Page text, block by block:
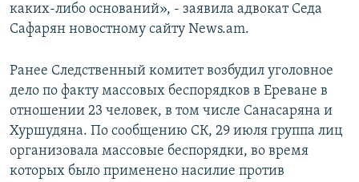
каких-либо оснований», - заявила адвокат Седа
Сафарян новостному сайту News.am.
Ранее Следственный комитет возбудил уголовное
дело по факту массовых беспорядков в Ереване в
отношении 23 человек, в том числе Санасаряна и
Хуршудяна. По сообщению СК, 29 июля группа лиц
организовала массовые беспорядки, во время
которых было применено насилие против